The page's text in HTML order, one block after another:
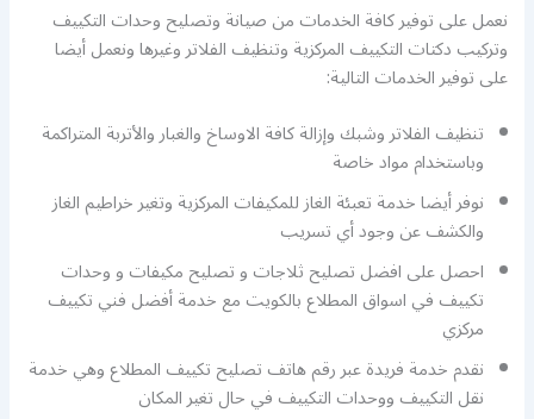
نعمل على توفير كافة الخدمات من صيانة وتصليح وحدات التكييف
وتركيب دكتات التكييف المركزية وتنظيف الفلاتر وغيرها ونعمل أيضا
على توفير الخدمات التالية:
تنظيف الفلاتر وشبك وإزالة كافة الاوساخ والغبار والأتربة المتراكمة
وباستخدام مواد خاصة
نوفر أيضا خدمة تعبئة الغاز للمكيفات المركزية وتغير خراطيم الغاز
والكشف عن وجود أي تسريب
احصل على افضل تصليح ثلاجات و تصليح مكيفات و وحدات
تكييف في اسواق المطلاع بالكويت مع خدمة أفضل فني تكييف
مركزي
نقدم خدمة فريدة عبر رقم هاتف تصليح تكييف المطلاع وهي خدمة
نقل التكييف ووحدات التكييف في حال تغير المكان